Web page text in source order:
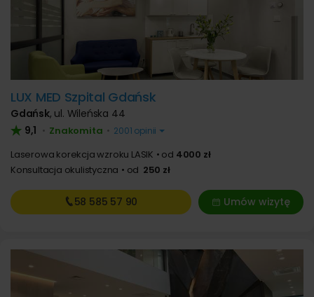
LUX MED Szpital Gdańsk
Gdańsk, ul. Wileńska 44
9,1 • Znakomita • 2001 opinii
Laserowa korekcja wzroku LASIK od 4000 zł
Konsultacja okulistyczna
od 250 zł
Umów wizytę
58 585 57 90